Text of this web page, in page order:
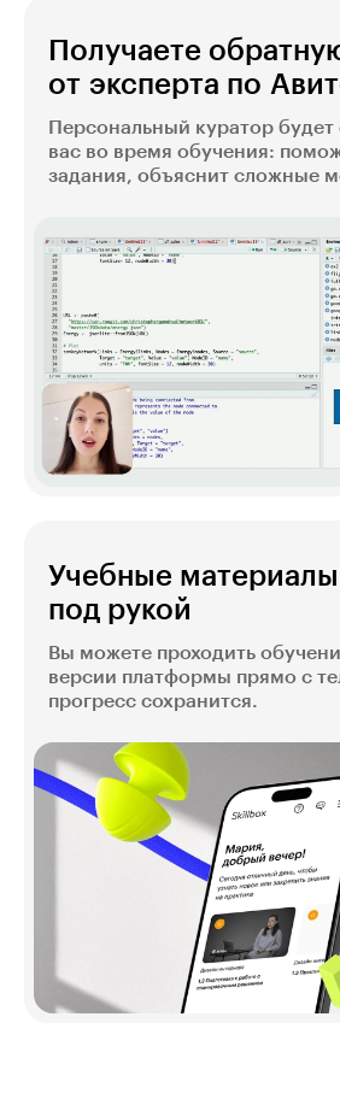
Получаете
от эксперта по
Персональный куратор
вас во время обучения:
задания, объяснит сложные
Учебные материалы
под рукой
Вы можете проходить
версии платформы прямо с
прогресс сохранится.